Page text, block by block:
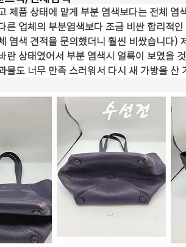
제품 상태에 맡게 부분 염색보다는 전체 염
른 업체의 부분염색보다 조금 비싼 합리적
염색 견적을 문의했더니 훨씬 비쌌습니다)
란 상태였어서 부분 염색시 얼룩이 보였을
물도 너무 만족 스러워서 다시 새 가방을 산